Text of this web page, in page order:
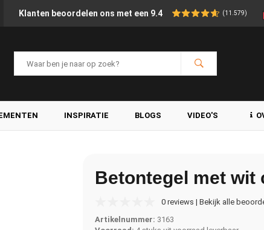
Klanten beoordelen ons met een 9.4 (11.579)
INSPIRATIE BLOGS VIDEO'S
Betontegel met wit
0 reviews | Bekijk alle
Artikelnummer: 3163